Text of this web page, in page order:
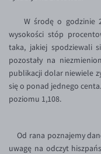
AUD/PLN
BGN/PLN
CAD/PLN
CNY/PLN
HKD/PLN
ILS/PLN
Bezpieczeństwo
Pomoc
Pomoc
FAQ
Konto i opłaty
Banki i przelewy
KONTAKT
Kontakt
Dla mediów
PL
W środę o godzinie
wysokości stóp
taka, jakiej spodziewali
pozostały na
publikacji dolar niewiele
się o ponad jednego
poziomu 1,108.
Od rana poznajemy
uwagę na odczyt